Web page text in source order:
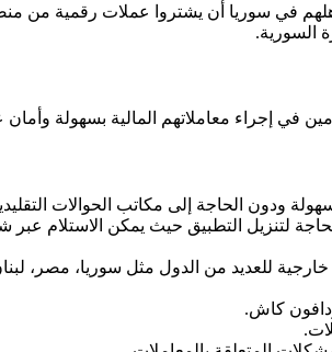
في سوريا أن يشتروا عملات رقمية من
السورية.
إجراء معاملاتهم المالية بسهولة وأمان
ودون الحاجة إلى مكاتب الحوالات
لتنزيل التطبيق حيث يمكن الاستلام
للعديد من الدول مثل سوريا، مصر،
كاش.